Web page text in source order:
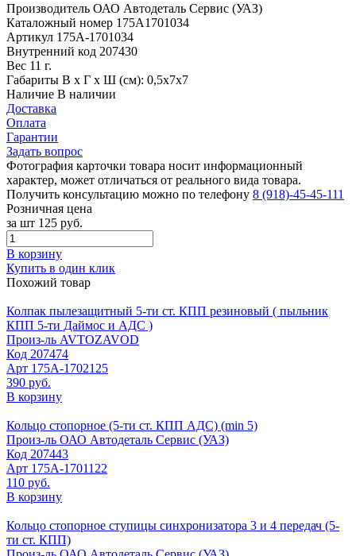
Производитель ОАО Автодеталь Сервис (УАЗ)
Каталожный номер 175А1701034
Артикул 175А-1701034
Внутренний код 207430
Вес 11 г.
Габариты В х Г х Ш (см): 0,5х7х7
Наличие В наличии
Доставка
Оплата
Гарантии
Задать вопрос
Фотография карточки товара носит информационный
характер, может отличаться от реального вида товара.
Получить консультацию можно по телефону 8 (918)-45-45-111
Розничная цена
за шт 125 руб.
В корзину
Купить в один клик
Похожий товар
Колпак пылезащитный 5-ти ст. КПП резиновый ( пыльник
КПП 5-ти Даймос и АДС )
Произ-ль AVTOZAVOD
Код 207474
Арт 175А-1702125
390 руб.
В корзину
Кольцо стопорное (5-ти ст. КПП АДС) (min 5)
Произ-ль ОАО Автодеталь Сервис (УАЗ)
Код 207443
Арт 175А-1701122
110 руб.
В корзину
Кольцо стопорное ступицы синхронизатора 3 и 4 передач (5-
ти ст. КПП)